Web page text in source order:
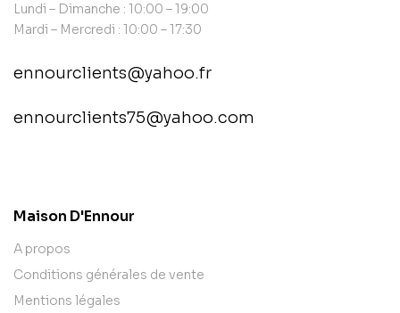
Lundi – Dimanche : 10:00 – 19:00
Mardi – Mercredi : 10:00 – 17:30
ennourclients@yahoo.fr
ennourclients75@yahoo.com
Maison D'Ennour
A propos
Conditions générales de vente
Mentions légales